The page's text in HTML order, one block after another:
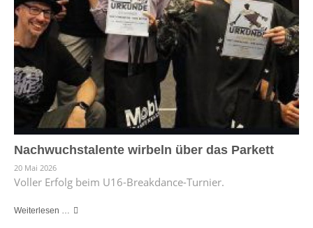
Nachwuchstalente wirbeln über das Parkett
20 Mai 2026
Voller Erfolg beim U16-Breakdance-Turnier.
Weiterlesen …